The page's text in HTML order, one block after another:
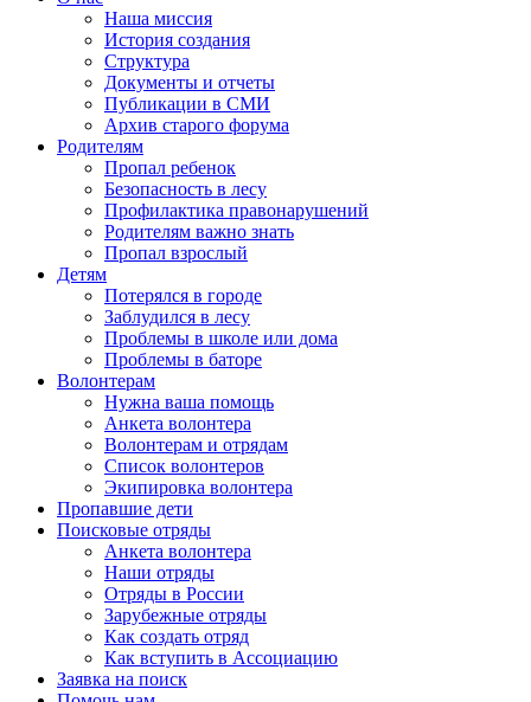
Наша миссия
История создания
Структура
Документы и отчеты
Публикации в СМИ
Архив старого форума
Родителям
Пропал ребенок
Безопасность в лесу
Профилактика правонарушений
Родителям важно знать
Пропал взрослый
Детям
Потерялся в городе
Заблудился в лесу
Проблемы в школе или дома
Проблемы в баторе
Волонтерам
Нужна ваша помощь
Анкета волонтера
Волонтерам и отрядам
Список волонтеров
Экипировка волонтера
Пропавшие дети
Поисковые отряды
Анкета волонтера
Наши отряды
Отряды в России
Зарубежные отряды
Как создать отряд
Как вступить в Ассоциацию
Заявка на поиск